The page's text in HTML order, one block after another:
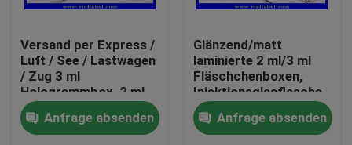
Qualitätskontrolle
Treten Sie mit uns in Verbindung
Fordern Sie ein Zitat
Versand per Express /
Luft / See / Lastwagen
/ Zug 3 ml
Hologrammbox, 2 ml
Papierbox für Peptide
Anfrage absenden
Glänzend/matt
laminierte 2 ml/3 ml
Fläschchenboxen,
Injektionsglasflasche
für Peptide/Hcg/Reta
Anfrage absenden